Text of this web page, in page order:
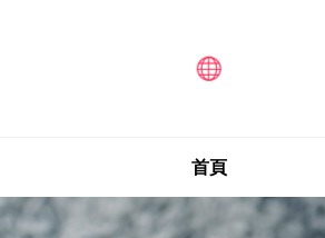
首頁